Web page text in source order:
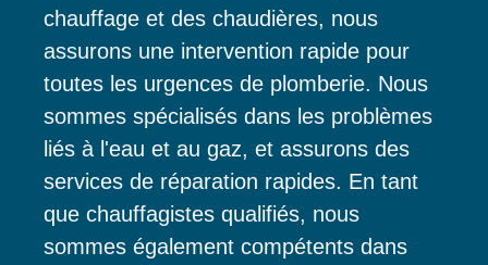
chauffage et des chaudières, nous
assurons une intervention rapide pour
toutes les urgences de plomberie. Nous
sommes spécialisés dans les problèmes
liés à l'eau et au gaz, et assurons des
services de réparation rapides. En tant
que chauffagistes qualifiés, nous
sommes également compétents dans